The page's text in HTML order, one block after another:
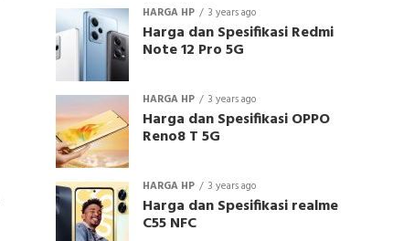
HARGA HP 3 years ago
Harga dan Spesifikasi Redmi
Note 12 Pro 5G
HARGA HP 3 years ago
Harga dan Spesifikasi OPPO
Reno8 T 5G
HARGA HP 3 years ago
Harga dan Spesifikasi realme
C55 NFC